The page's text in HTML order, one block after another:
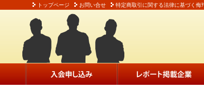
トップページ お問い合せ 特定商取引に関する法律に基づく侮ｦ